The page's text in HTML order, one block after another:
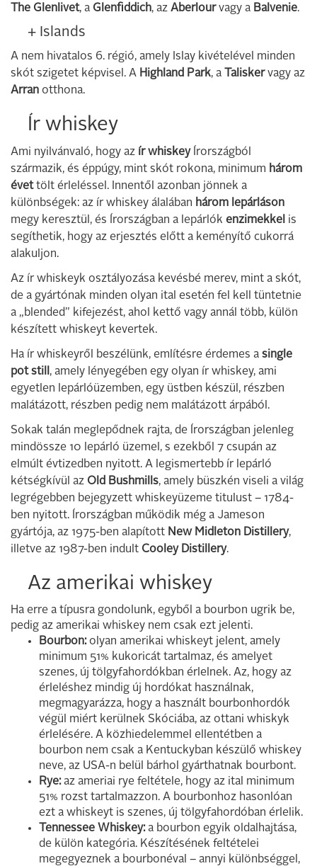
The Glenlivet, a Glenfiddich, az Aberlourvagy a Balvenie.
+ Islands
A nem hivatalos 6. régió, amely Islay kivételével minden
skót szigetet képvisel. A Highland Park, a Taliskervagy az
Arran otthona.
Ír whiskey
Ami nyilvánvaló, hogy az ír whiskeyÍrországból
származik, és éppúgy, mint skót rokona, minimum három
évettölt érleléssel. Innentől azonban jönnek a
különbségek: az ír whiskey álalában három lepárláson
megy keresztül, és Írországban a lepárlók enzimekkel is
segíthetik, hogy az erjesztés előtt a keményítő cukorrá
alakuljon.
Az ír whiskeyk osztályozása kevésbé merev, mint a skót,
de a gyártónak minden olyan ital esetén fel kell tüntetnie
a „blended” kifejezést, ahol kettő vagy annál több, külön
készített whiskeyt kevertek.
Ha ír whiskeyről beszélünk, említésre érdemes a single
pot still , amely lényegében egy olyan ír whiskey, ami
egyetlen lepárlóüzemben, egy üstben készül, részben
malátázott, részben pedig nem malátázott árpából.
Sokak talán meglepődnek rajta, de Írországban jelenleg
mindössze 10 lepárló üzemel, s ezekből 7 csupán az
elmúlt évtizedben nyitott. A legismertebb ír lepárló
kétségkívül az Old Bushmills, amely büszkén viseli a világ
legrégebben bejegyzett whiskeyüzeme titulust – 1784-
ben nyitott. Írországban működik még a Jameson
gyártója, az 1975-ben alapított New Midleton Distillery,
illetve az 1987-ben indult Cooley Distillery.
Az amerikai whiskey
Ha erre a típusra gondolunk, egyből a bourbon ugrik be,
pedig az amerikai whiskey nem csak ezt jelenti.
Bourbon:olyan amerikai whiskeyt jelent, amely
minimum 51% kukoricát tartalmaz, és amelyet
szenes, új tölgyfahordókban érlelnek. Az, hogy az
érleléshez mindig új hordókat használnak,
megmagyarázza, hogy a használt bourbonhordók
végül miért kerülnek Skóciába, az ottani whiskyk
érlelésére. A közhiedelemmel ellentétben a
bourbon nem csak a Kentuckyban készülő whiskey
neve, az USA-n belül bárhol gyárthatnak bourbont.
Rye:az ameriai rye feltétele, hogy az ital minimum
51% rozst tartalmazzon. A bourbonhoz hasonlóan
ezt a whiskeyt is szenes, új tölgyfahordóban érlelik.
Tennessee Whiskey:a bourbon egyik oldalhajtása,
de külön kategória. Készítésének feltételei
megegyeznek a bourbonéval – annyi különbséggel,